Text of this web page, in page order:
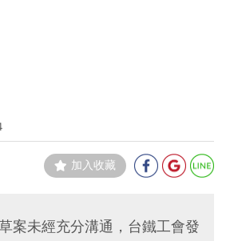
加入收藏
案未經充分溝通，台鐵工會發